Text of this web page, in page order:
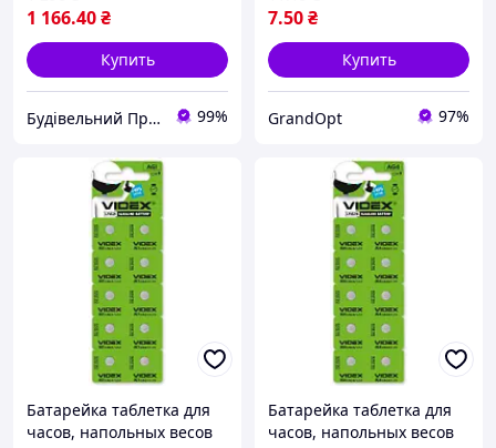
1 166.40₴
Купить
Будівельний Простір 99%
7.50₴
Купить
GrandOpt 97%
Батарейка таблетка для
часов, напольных весов
Батарейка таблетка для
часов, напольных весов